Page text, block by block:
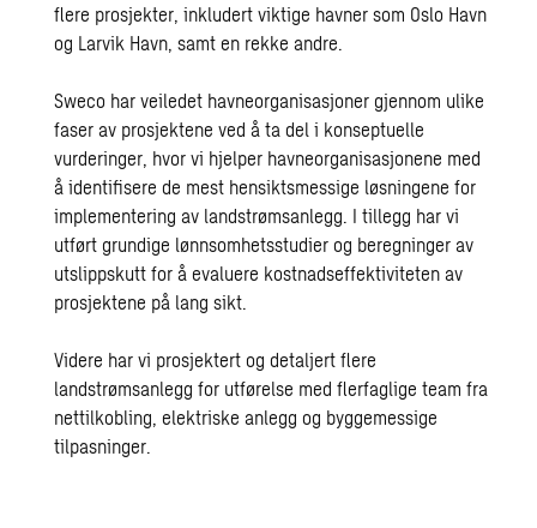
flere prosjekter, inkludert viktige havner som Oslo Havn
og Larvik Havn,samt en rekke andre.
Sweco har veiledet havneorganisasjoner gjennom ulike
faser av prosjektene ved å ta del i konseptuelle
vurderinger, hvor vi hjelper havneorganisasjonene med
å identifisere de mest hensiktsmessige løsningene for
implementering av landstrømsanlegg. I tillegg har vi
utført grundige lønnsomhetsstudier og beregninger av
utslippskutt for å evaluere kostnadseffektiviteten av
prosjektene på lang sikt.
Videre har vi prosjektert og detaljert flere
landstrømsanlegg for utførelse med flerfaglige team fra
nettilkobling, elektriske anlegg og byggemessige
tilpasninger.